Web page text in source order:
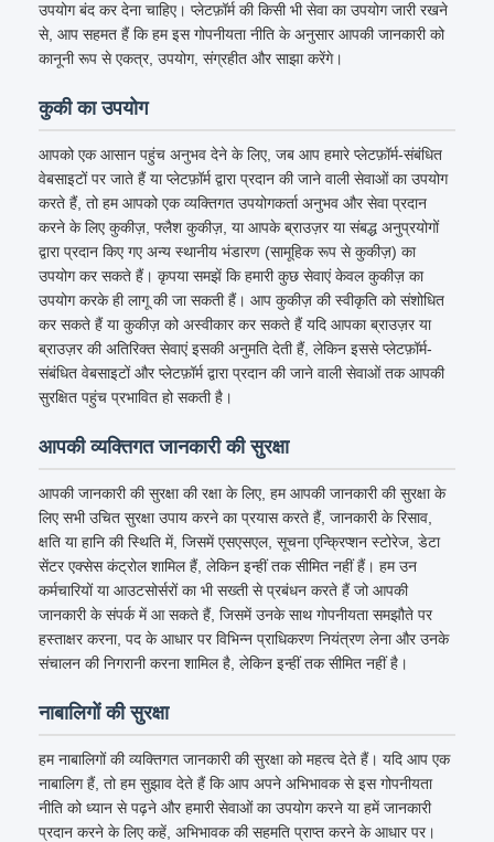
उपयोग बंद कर देना चाहिए। प्लेटफ़ॉर्म की किसी भी सेवा का उपयोग जारी रखने
से, आप सहमत हैं कि हम इस गोपनीयता नीति के अनुसार आपकी जानकारी को
कानूनी रूप से एकत्र, उपयोग, संग्रहीत और साझा करेंगे।
कुकी का उपयोग
आपको एक आसान पहुंच अनुभव देने के लिए, जब आप हमारे प्लेटफ़ॉर्म-संबंधित
वेबसाइटों पर जाते हैं या प्लेटफ़ॉर्म द्वारा प्रदान की जाने वाली सेवाओं का उपयोग
करते हैं, तो हम आपको एक व्यक्तिगत उपयोगकर्ता अनुभव और सेवा प्रदान
करने के लिए कुकीज़, फ्लैश कुकीज़, या आपके ब्राउज़र या संबद्ध अनुप्रयोगों
द्वारा प्रदान किए गए अन्य स्थानीय भंडारण (सामूहिक रूप से कुकीज़) का
उपयोग कर सकते हैं। कृपया समझें कि हमारी कुछ सेवाएं केवल कुकीज़ का
उपयोग करके ही लागू की जा सकती हैं। आप कुकीज़ की स्वीकृति को संशोधित
कर सकते हैं या कुकीज़ को अस्वीकार कर सकते हैं यदि आपका ब्राउज़र या
ब्राउज़र की अतिरिक्त सेवाएं इसकी अनुमति देती हैं, लेकिन इससे प्लेटफ़ॉर्म-
संबंधित वेबसाइटों और प्लेटफ़ॉर्म द्वारा प्रदान की जाने वाली सेवाओं तक आपकी
सुरक्षित पहुंच प्रभावित हो सकती है।
आपकी व्यक्तिगत जानकारी की सुरक्षा
आपकी जानकारी की सुरक्षा की रक्षा के लिए, हम आपकी जानकारी की सुरक्षा के
लिए सभी उचित सुरक्षा उपाय करने का प्रयास करते हैं, जानकारी के रिसाव,
क्षति या हानि की स्थिति में, जिसमें एसएसएल, सूचना एन्क्रिप्शन स्टोरेज, डेटा
सेंटर एक्सेस कंट्रोल शामिल हैं, लेकिन इन्हीं तक सीमित नहीं हैं। हम उन
कर्मचारियों या आउटसोर्सरों का भी सख्ती से प्रबंधन करते हैं जो आपकी
जानकारी के संपर्क में आ सकते हैं, जिसमें उनके साथ गोपनीयता समझौते पर
हस्ताक्षर करना, पद के आधार पर विभिन्न प्राधिकरण नियंत्रण लेना और उनके
संचालन की निगरानी करना शामिल है, लेकिन इन्हीं तक सीमित नहीं है।
नाबालिगों की सुरक्षा
हम नाबालिगों की व्यक्तिगत जानकारी की सुरक्षा को महत्व देते हैं। यदि आप एक
नाबालिग हैं, तो हम सुझाव देते हैं कि आप अपने अभिभावक से इस गोपनीयता
नीति को ध्यान से पढ़ने और हमारी सेवाओं का उपयोग करने या हमें जानकारी
प्रदान करने के लिए कहें, अभिभावक की सहमति प्राप्त करने के आधार पर।